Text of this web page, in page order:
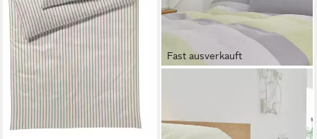
-8%
lieferbar - in 6-8 Werktagen bei dir
Fast ausverkauft
Bettwäsche Beat, Leinen, 2
109,00 €
129,00 €